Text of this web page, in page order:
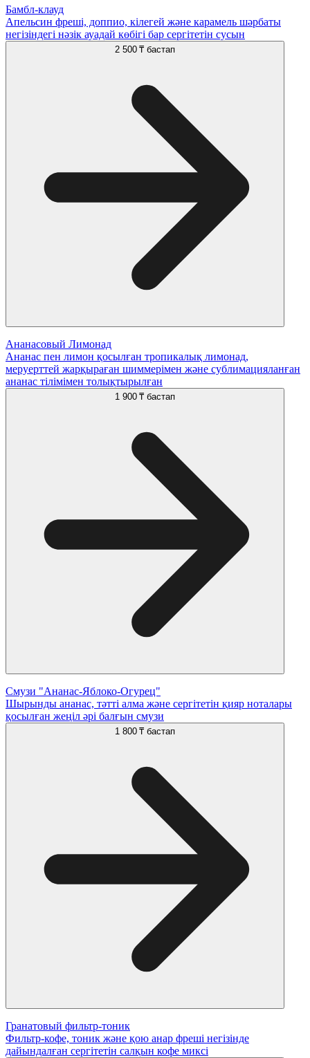
Бамбл-клауд
Апельсин фреші, доппио, кілегей және карамель шәрбаты
негізіндегі нәзік ауадай көбігі бар сергітетін сусын
2 500 ₸ бастап
Ананасовый Лимонад
Ананас пен лимон қосылған тропикалық лимонад,
меруерттей жарқыраған шиммерімен және сублимацияланған
ананас тілімімен толықтырылған
1 900 ₸ бастап
Смузи "Ананас-Яблоко-Огурец"
Шырынды ананас, тәтті алма және сергітетін қияр ноталары
қосылған жеңіл әрі балғын смузи
1 800 ₸ бастап
Гранатовый фильтр-тоник
Фильтр-кофе, тоник және қою анар фреші негізінде
дайындалған сергітетін салқын кофе миксі